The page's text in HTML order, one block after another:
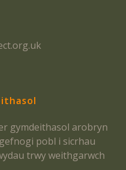
gymdeithasol arobryn
pobl i sicrhau
trwy weithgarwch